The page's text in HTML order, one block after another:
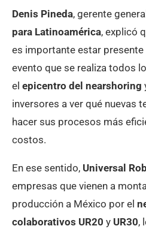
Denis Pineda, gerente
para Latinoamérica, explicó
es importante estar presente
evento que se realiza todos
el epicentro del nearshoring
inversores a ver qué nuevas
hacer sus procesos más
costos.
En ese sentido, Universal
empresas que vienen a
producción a México por el
colaborativos UR20 y UR30,